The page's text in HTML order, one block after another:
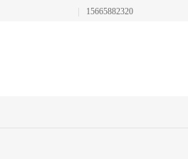
15665882320